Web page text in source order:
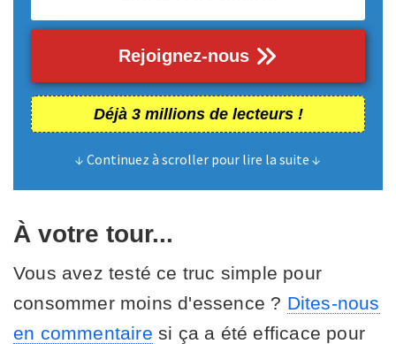
Rejoignez-nous
Déjà 3 millions de lecteurs !
↓ Continuez à scroller pour lire la suite ↓
À votre tour...
Vous avez testé ce truc simple pour
consommer moins d'essence ? Dites-nous
en commentaire si ça a été efficace pour